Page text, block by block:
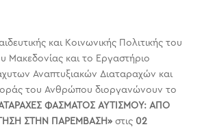
και Κοινωνικής Πολιτικής του
Μακεδονίας και το Εργαστήριο
Αναπτυξιακών Διαταραχών και
του Ανθρώπου διοργανώνουν το
ΦΑΣΜΑΤΟΣ ΑΥΤΙΣΜΟΥ: ΑΠΟ
ΣΤΗΝ ΠΑΡΕΜΒΑΣΗ»στις 02